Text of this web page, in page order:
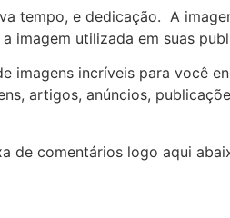
tempo, e dedicação. A
imagem utilizada em suas
incríveis para você
artigos, anúncios,
de comentários logo aqui